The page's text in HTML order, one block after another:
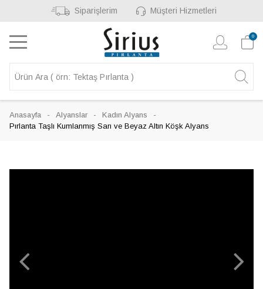
Siparişlerim Müşteri Hizmetleri
0
Anasayfa Alyanslar
Kadın Alyans
Pırlanta Taşlı Kumlanmış Sarı ve Beyaz Altın Köşk Alyans